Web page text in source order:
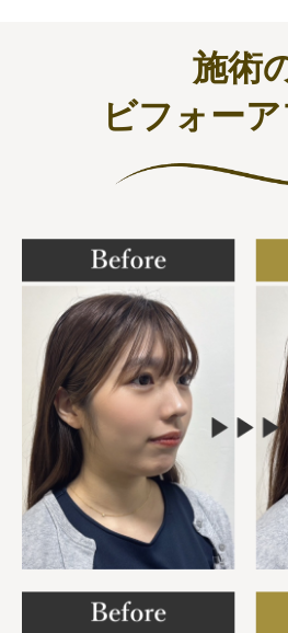
施術
ビフォー